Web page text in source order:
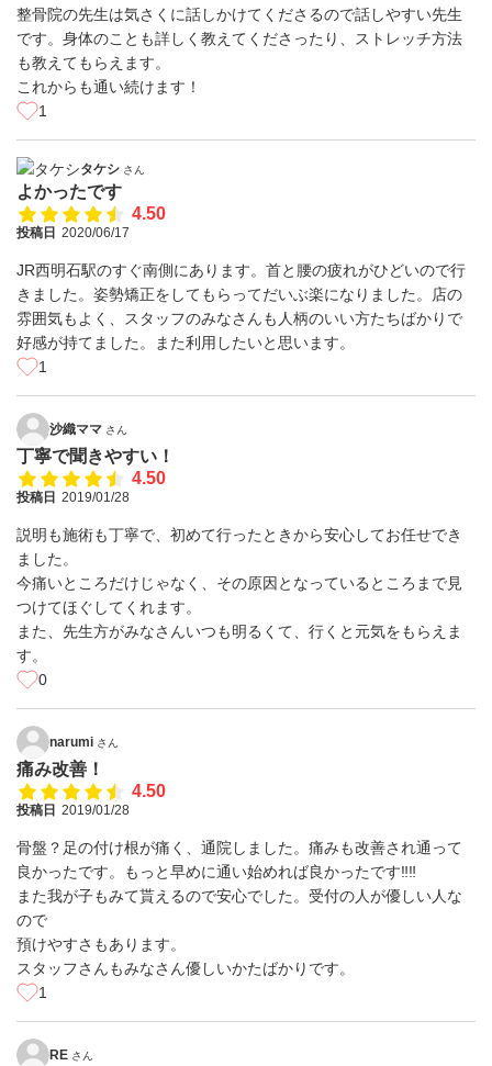
整骨院の先生は気さくに話しかけてくださるので話しやすい先生
です。身体のことも詳しく教えてくださったり、ストレッチ方法
も教えてもらえます。
これからも通い続けます！
1
タケシ さん
よかったです
4.50
投稿日 2020/06/17
JR西明石駅のすぐ南側にあります。首と腰の疲れがひどいので行
きました。姿勢矯正をしてもらってだいぶ楽になりました。店の
雰囲気もよく、スタッフのみなさんも人柄のいい方たちばかりで
好感が持てました。また利用したいと思います。
1
沙織ママ さん
丁寧で聞きやすい！
4.50
投稿日 2019/01/28
説明も施術も丁寧で、初めて行ったときから安心してお任せでき
ました。
今痛いところだけじゃなく、その原因となっているところまで見
つけてほぐしてくれます。
また、先生方がみなさんいつも明るくて、行くと元気をもらえま
す。
0
narumi さん
痛み改善！
4.50
投稿日 2019/01/28
骨盤？足の付け根が痛く、通院しました。痛みも改善され通って
良かったです。もっと早めに通い始めれば良かったです‼️‼️
また我が子もみて貰えるので安心でした。受付の人が優しい人な
ので
預けやすさもあります。
スタッフさんもみなさん優しいかたばかりです。
1
RE さん